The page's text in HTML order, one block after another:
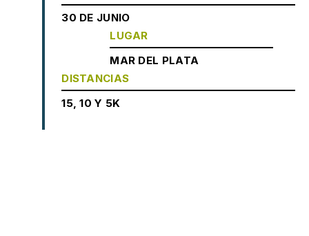
30 DE JUNIO
LUGAR
MAR DEL PLATA
DISTANCIAS
15, 10 Y 5K